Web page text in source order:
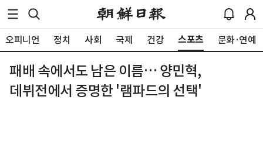
오피니언 정치 사회 국제 건강 스포츠 문화·연예
패배 속에서도 남은 이름… 양민혁,
데뷔전에서 증명한 '램파드의 선택'